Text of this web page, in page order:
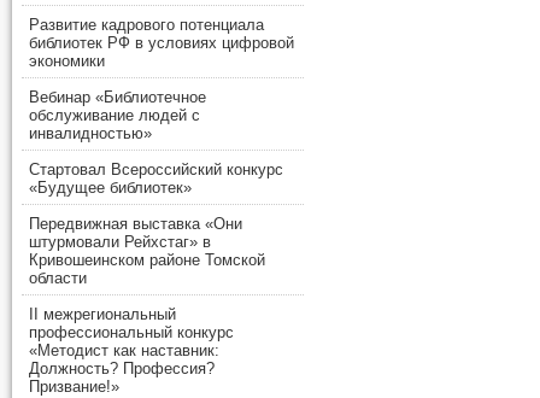
Развитие кадрового потенциала
библиотек РФ в условиях цифровой
экономики
Вебинар «Библиотечное
обслуживание людей с
инвалидностью»
Стартовал Всероссийский конкурс
«Будущее библиотек»
Передвижная выставка «Они
штурмовали Рейхстаг» в
Кривошеинском районе Томской
области
II межрегиональный
профессиональный конкурс
«Методист как наставник:
Должность? Профессия?
Призвание!»